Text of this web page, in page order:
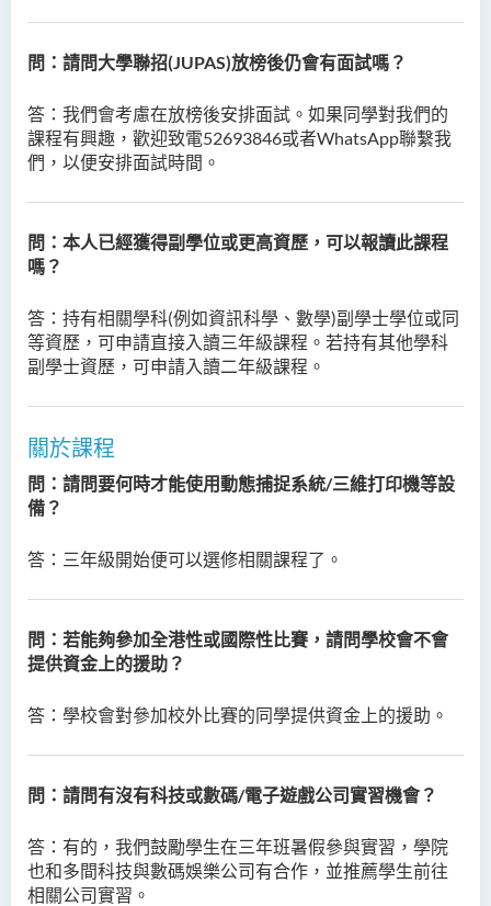
問：請問大學聯招(JUPAS)放榜後仍會有面試嗎？
答： 我們會考慮在放榜後安排面試。如果同學對我們的
課程有興趣，歡迎致電52693846或者WhatsApp聯繫我
們，以便安排面試時間。
問：本人已經獲得副學位或更高資歷，可以報讀此課程
嗎？
答： 持有相關學科(例如資訊科學、數學)副學士學位或同
等資歷，可申請直接入讀三年級課程。若持有其他學科
副學士資歷，可申請入讀二年級課程。
關於課程
問：請問要何時才能使用動態捕捉系統/三維打印機等設
備？
答：三年級開始便可以選修相關課程了。
問：若能夠參加全港性或國際性比賽，請問學校會不會
提供資金上的援助？
答： 學校會對參加校外比賽的同學提供資金上的援助。
問：請問有沒有科技或數碼/電子遊戲公司實習機會？
答： 有的，我們鼓勵學生在三年班暑假參與實習，學院
也和多間科技與數碼娛樂公司有合作，並推薦學生前往
相關公司實習。
課程特色
課程學習成果
課程結構
實習
展歷程
入學要求
校友及學生分享
查詢
人工智能及多媒體科技(榮
譽)理學士
學士
社會科學（榮譽）學士
社會工作（榮譽）學士 (兼讀